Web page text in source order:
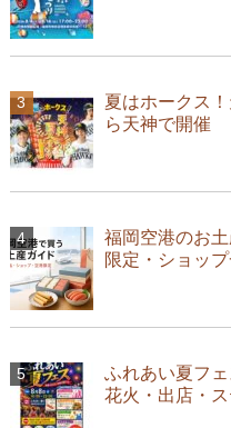
夏はホークス
ら天神で開催
福岡空港のお
限定・ショッ
ふれあい夏フ
花火・出店・